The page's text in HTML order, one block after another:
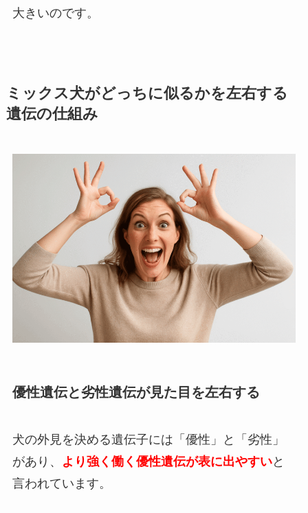
大きいのです。
ミックス犬がどっちに似るかを左右する
遺伝の仕組み
優性遺伝と劣性遺伝が見た目を左右する
犬の外見を決める遺伝子には「優性」と「劣性」
があり、
より強く働く優性遺伝が表に出やすいと
言われています。